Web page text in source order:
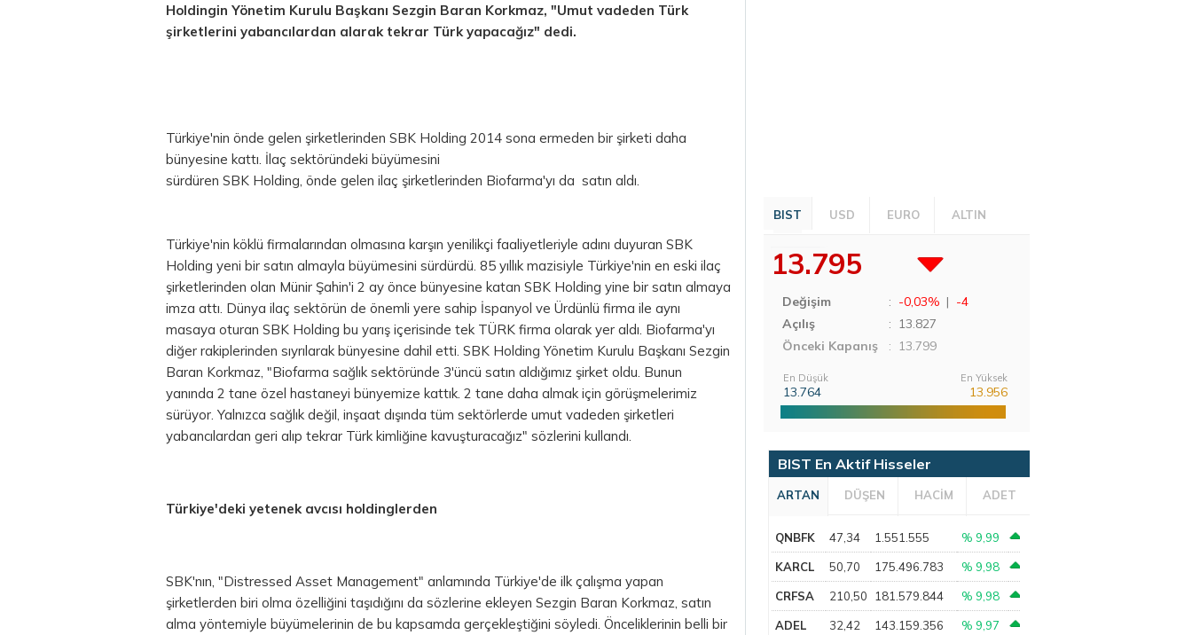
Holdingin Yönetim Kurulu Başkanı Sezgin Baran Korkmaz, "Umut vadeden Türk
şirketlerini yabancılardan alarak tekrar Türk yapacağız" dedi.
Türkiye'nin önde gelen şirketlerinden SBK Holding 2014 sona ermeden bir şirketi daha
bünyesine kattı. İlaç sektöründeki büyümesini
sürdüren SBK Holding, önde gelen ilaç şirketlerinden Biofarma'yı da satın aldı.
Türkiye'nin köklü firmalarından olmasına karşın yenilikçi faaliyetleriyle adını duyuran SBK
Holding yeni bir satın almayla büyümesini sürdürdü. 85 yıllık mazisiyle Türkiye'nin en eski ilaç
şirketlerinden olan Münir Şahin'i 2 ay önce bünyesine katan SBK Holding yine bir satın almaya
imza attı. Dünya ilaç sektörün de önemli yere sahip İspanyol ve Ürdünlü firma ile aynı
masaya oturan SBK Holding bu yarış içerisinde tek TÜRK firma olarak yer aldı. Biofarma'yı
diğer rakiplerinden sıyrılarak bünyesine dahil etti. SBK Holding Yönetim Kurulu Başkanı Sezgin
Baran Korkmaz, "Biofarma sağlık sektöründe 3'üncü satın aldığımız şirket oldu. Bunun
yanında 2 tane özel hastaneyi bünyemize kattık. 2 tane daha almak için görüşmelerimiz
sürüyor. Yalnızca sağlık değil, inşaat dışında tüm sektörlerde umut vadeden şirketleri
yabancılardan geri alıp tekrar Türk kimliğine kavuşturacağız" sözlerini kullandı.
Türkiye'deki yetenek avcısı holdinglerden
SBK'nın, "Distressed Asset Management" anlamında Türkiye'de ilk çalışma yapan
şirketlerden biri olma özelliğini taşıdığını da sözlerine ekleyen Sezgin Baran Korkmaz, satın
alma yöntemiyle büyümelerinin de bu kapsamda gerçekleştiğini söyledi. Önceliklerinin belli bir
BIST USD EURO ALTIN
13.795
Değişim : -0,03% | -4
Açılış
: 13.827
Önceki Kapanış
: 13.799
En Düşük
13.764
En Yüksek
13.956
BIST En Aktif Hisseler
ARTAN DÜŞEN HACİM ADET
QNBFK 47,34 1.551.555 % 9,99
KARCL 50,70 175.496.783 % 9,98
CRFSA 210,50 181.579.844 % 9,98
ADEL 32,42 143.159.356 % 9,97